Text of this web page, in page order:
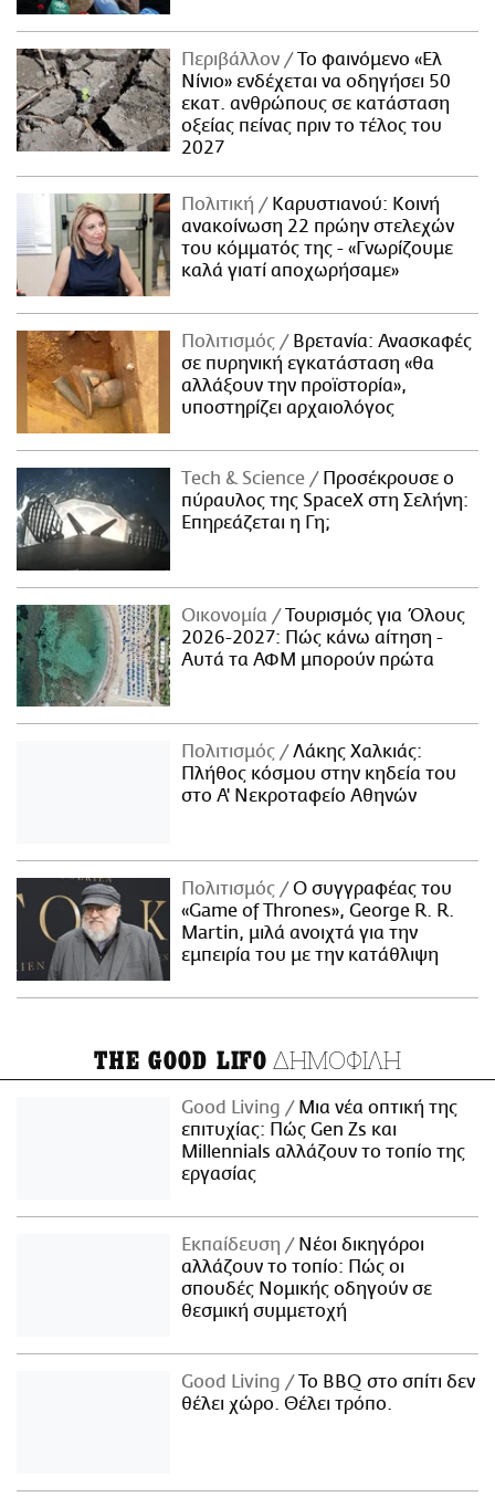
Περιβάλλον
Το φαινόμενο «Ελ
Νίνιο» ενδέχεται να οδηγήσει 50
εκατ. ανθρώπους σε κατάσταση
οξείας πείνας πριν το τέλος του
2027
Πολιτική
Καρυστιανού: Κοινή
ανακοίνωση 22 πρώην στελεχών
του κόμματός της - «Γνωρίζουμε
καλά γιατί αποχωρήσαμε»
Πολιτισμός
Βρετανία: Ανασκαφές
σε πυρηνική εγκατάσταση «θα
αλλάξουν την προϊστορία»,
υποστηρίζει αρχαιολόγος
Τech & Science
Προσέκρουσε ο
πύραυλος της SpaceX στη Σελήνη:
Επηρεάζεται η Γη;
Οικονομία
Τουρισμός για Όλους
2026-2027: Πώς κάνω αίτηση -
Αυτά τα ΑΦΜ μπορούν πρώτα
Πολιτισμός
Λάκης Χαλκιάς:
Πλήθος κόσμου στην κηδεία του
στο Α' Νεκροταφείο Αθηνών
Πολιτισμός
Ο συγγραφέας του
«Game of Thrones», George R. R.
Martin, μιλά ανοιχτά για την
εμπειρία του με την κατάθλιψη
THE GOOD LIFO ΔΗΜΟΦΙΛΗ
Good Living
Μια νέα οπτική της
επιτυχίας: Πώς Gen Zs και
Millennials αλλάζουν το τοπίο της
εργασίας
Εκπαίδευση
Νέοι δικηγόροι
αλλάζουν το τοπίο: Πώς οι
σπουδές Νομικής οδηγούν σε
θεσμική συμμετοχή
Good Living
Το BBQ στο σπίτι δεν
θέλει χώρο. Θέλει τρόπο.